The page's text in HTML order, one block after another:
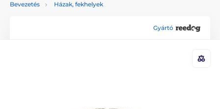
Bevezetés Házak, fekhelyek
Gyártó